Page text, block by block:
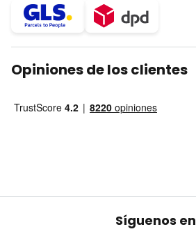
Opiniones de los clientes
Síguenos en